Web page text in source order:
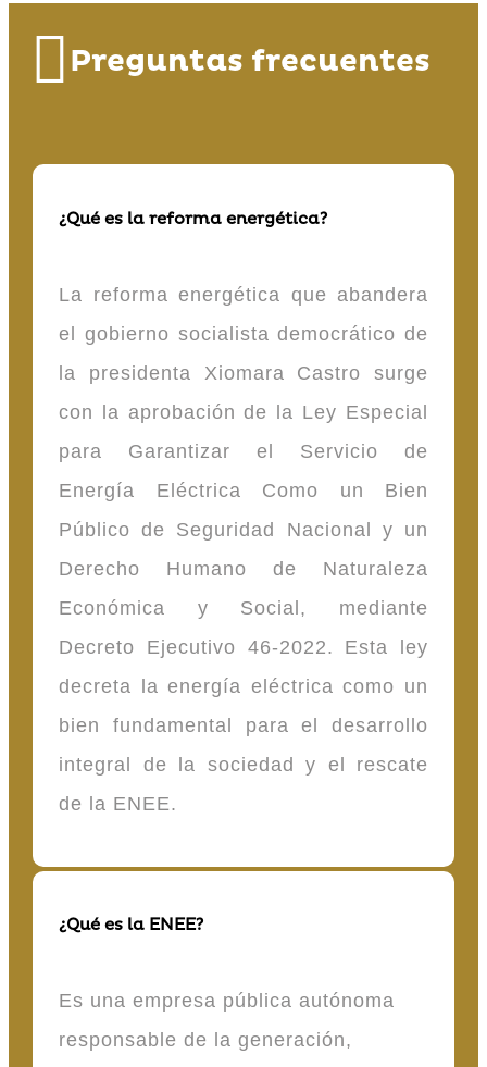
Preguntas frecuentes
¿Qué es la reforma energética?
La reforma energética que abandera
el gobierno socialista democrático de
la presidenta Xiomara Castro surge
con la aprobación de la Ley Especial
para Garantizar el Servicio de
Energía Eléctrica Como un Bien
Público de Seguridad Nacional y un
Derecho Humano de Naturaleza
Económica y Social, mediante
Decreto Ejecutivo 46-2022. Esta ley
decreta la energía eléctrica como un
bien fundamental para el desarrollo
integral de la sociedad y el rescate
de la ENEE.
¿Qué es la ENEE?
Es una empresa pública autónoma
responsable de la generación,